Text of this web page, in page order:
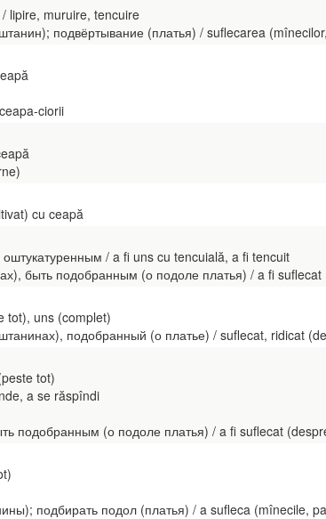
lipire, muruire, tencuire
подвёртывание (платья) / suflecarea
ciorii
cu ceapă
/ a fi uns cu tencuială, a fi tencuit
быть подобранным (о подоле платья) / a fi
tot), uns (complet)
подобранный (о платье) / suflecat, ridicat
tot)
a se răspîndi
подобранным (о подоле платья) / a fi suflecat
подбирать подол (платья) / a sufleca (mînecile,